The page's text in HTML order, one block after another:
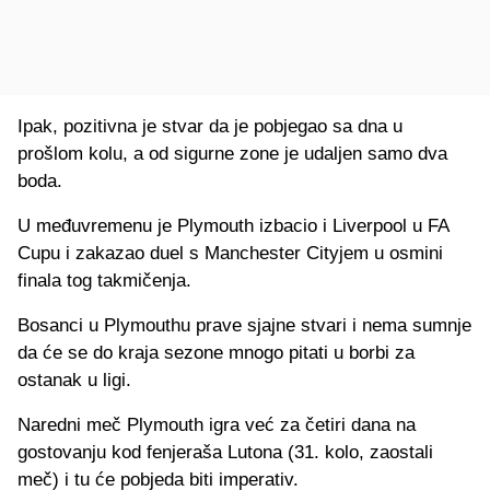
Ipak, pozitivna je stvar da je pobjegao sa dna u
prošlom kolu, a od sigurne zone je udaljen samo dva
boda.
U međuvremenu je Plymouth izbacio i Liverpool u FA
Cupu i zakazao duel s Manchester Cityjem u osmini
finala tog takmičenja.
Bosanci u Plymouthu prave sjajne stvari i nema sumnje
da će se do kraja sezone mnogo pitati u borbi za
ostanak u ligi.
Naredni meč Plymouth igra već za četiri dana na
gostovanju kod fenjeraša Lutona (31. kolo, zaostali
meč) i tu će pobjeda biti imperativ.